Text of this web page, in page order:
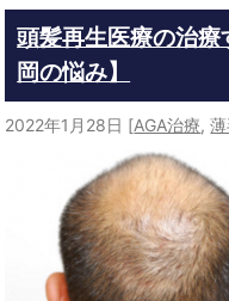
頭髪再生医療の治
岡の悩み】
2022年1月28日 [AGA治療,